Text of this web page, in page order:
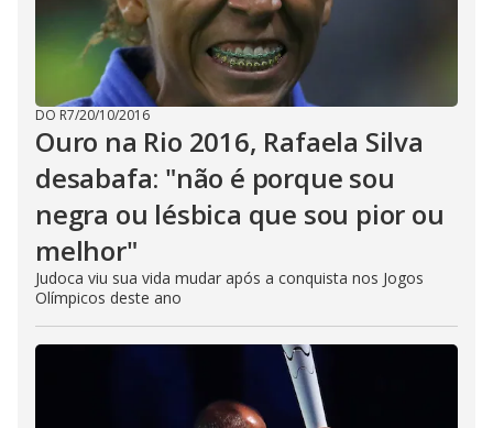
DO R7/20/10/2016
Ouro na Rio 2016, Rafaela Silva
desabafa: "não é porque sou
negra ou lésbica que sou pior ou
melhor"
Judoca viu sua vida mudar após a conquista nos Jogos
Olímpicos deste ano